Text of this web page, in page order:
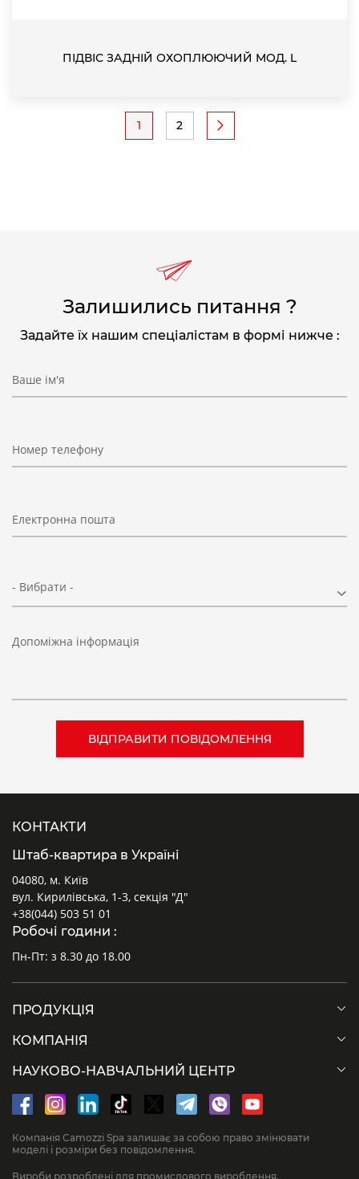
ПІДВІС ЗАДНІЙ ОХОПЛЮЮЧИЙ МОД. L
Поточна
1 Page
2
Залишились питання ?
Задайте їх нашим спеціалістам в формі нижче :
Ваше ім'я
Номер телефону
Електронна пошта
- Вибрати -
Допоміжна інформація
КОНТАКТИ
Штаб-квартира в Україні
04080, м. Київ
вул. Кирилівська, 1-3, секція "Д"
+38(044) 503 51 01
Робочі години :
Пн-Пт: з 8.30 до 18.00
ПРОДУКЦІЯ
КОМПАНІЯ
НАУКОВО-НАВЧАЛЬНИЙ ЦЕНТР
Компанія Camozzi Spa залишає за собою право змінювати
моделі і розміри без повідомлення.
Вироби розроблені для промислового вироблення.